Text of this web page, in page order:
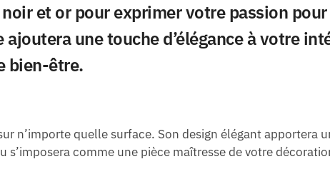
et orpour exprimer votre passion pour
une touche d’élégance à votre
bien-être.
n’importe quelle surface. Son design élégant apportera
comme une pièce maîtresse de votre